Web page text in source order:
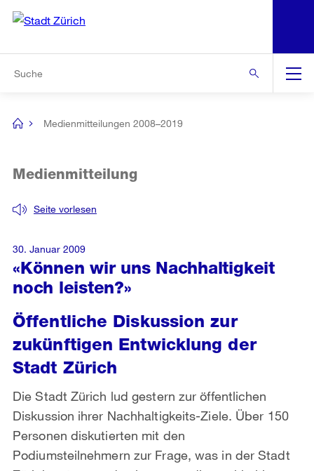
Navigation
[no
Medienmitteilungen 2008–2019
«Können wir uns Nachhaltigkeit
noch leisten?»
Seite vorlesen
Medienmitteilung
Öffentliche Diskussion zur
zukünftigen Entwicklung der
Stadt Zürich
Die Stadt Zürich lud gestern zur öffentlichen
Diskussion ihrer Nachhaltigkeits-Ziele. Über 150
Personen diskutierten mit den
Podiumsteilnehmern zur Frage, was in der Stadt
30. Januar 2009